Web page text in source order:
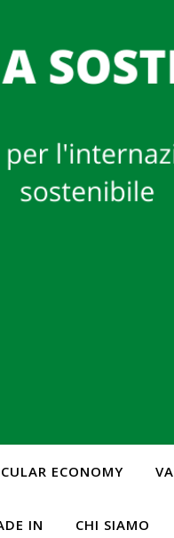
ECONOMY
IN CHI SIAMO